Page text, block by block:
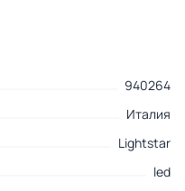
940264
Италия
Lightstar
led